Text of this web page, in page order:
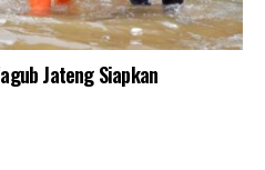
Jateng Siapkan